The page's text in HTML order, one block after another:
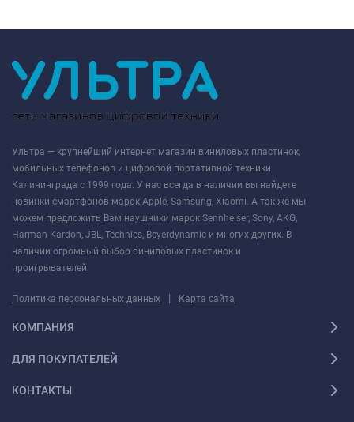
Ультра — крупнейший интернет магазин виниловых пластинок,
мобильных телефонов и цифровой портативной техники
Калининграда с 1999 года. У нас всегда в наличии вы найдете
новинки смартфонов марок Apple, Samsung, Xiaomi. А так же мы
можем предложить Вам наушники марок Sennheiser, Sony, AKG,
Harman Kardon, JBL, Technics, Beyerdynamic и многих других. В
наличии огромный выбор виниловых пластинок и
проигрывателей.
Политика персональных данных | Карта сайта
КОМПАНИЯ
ДЛЯ ПОКУПАТЕЛЕЙ
КОНТАКТЫ